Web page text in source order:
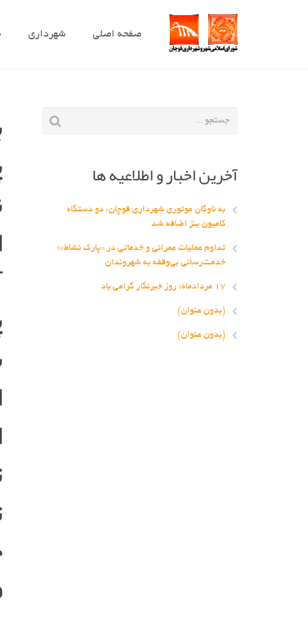
صفحه اصلی شهرداری
آخرین اخبار و اطلاعیه ها
به ناوگان موتوری شهرداری قوچان، دو دستگاه
کامیون بنز اضافه شد
تداوم عملیات عمرانی و خدماتی در «پارک نشاط»؛
خدمت‌رسانی بی‌وقفه به شهروندان
۱۷ مردادماه؛ روز خبرنگار گرامی باد
(بدون عنوان)
(بدون عنوان)